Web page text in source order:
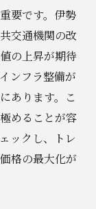
要です。伊勢
交通機関の改
の上昇が期待
ンフラ整備が
あります。こ
めることが容
ックし、トレ
格の最大化が